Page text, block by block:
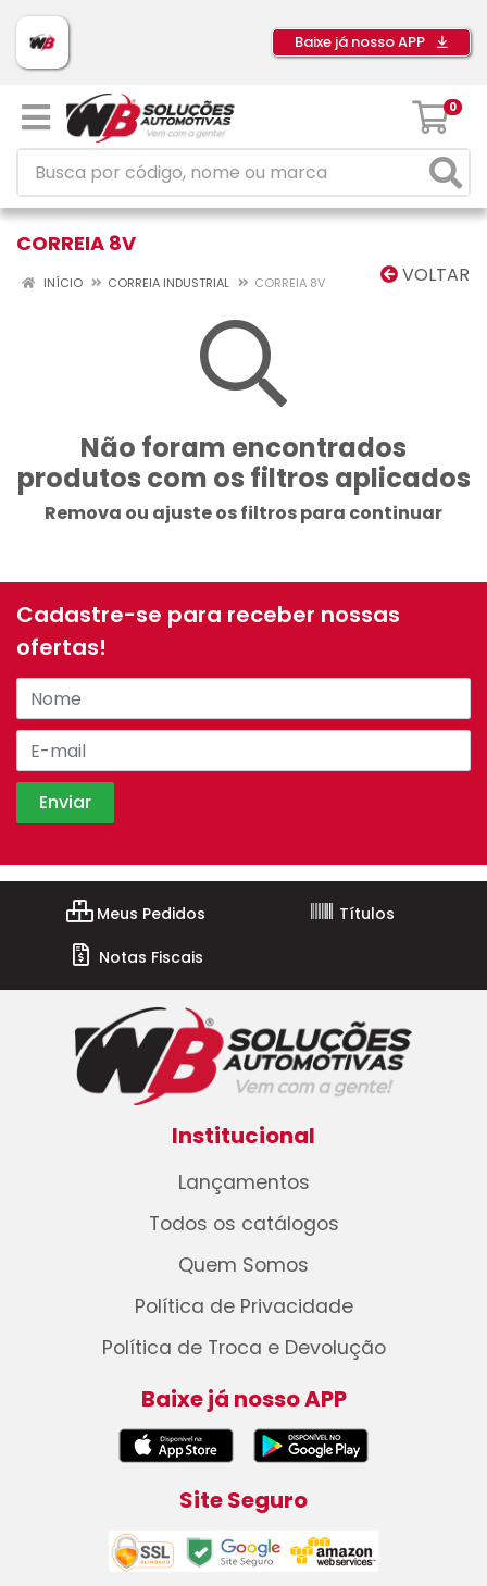
Baixe já nosso APP
0
CORREIA 8V
VOLTAR
INÍCIO CORREIA INDUSTRIAL CORREIA 8V
Não foram encontrados
produtos com os filtros aplicados
Remova ou ajuste os filtros para continuar
Cadastre-se para receber nossas
ofertas!
Meus Pedidos
Títulos
Notas Fiscais
Institucional
Lançamentos
Todos os catálogos
Quem Somos
Política de Privacidade
Política de Troca e Devolução
Baixe já nosso APP
Site Seguro